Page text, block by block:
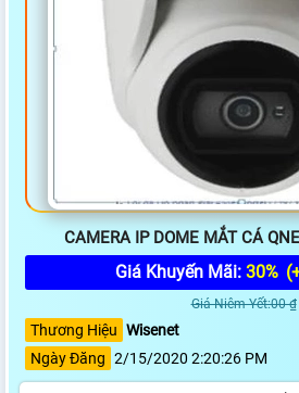
CAMERA IP DOME MẮT CÁ
Giá Khuyến Mãi: 30%
Giá Niêm Yết:00 ₫
Thương Hiệu Wisenet
Ngày Đăng 2/15/2020 2:20:26 PM